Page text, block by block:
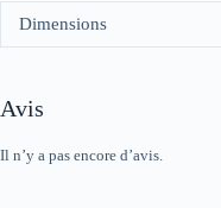
Dimensions
Avis
Il n’y a pas encore d’avis.